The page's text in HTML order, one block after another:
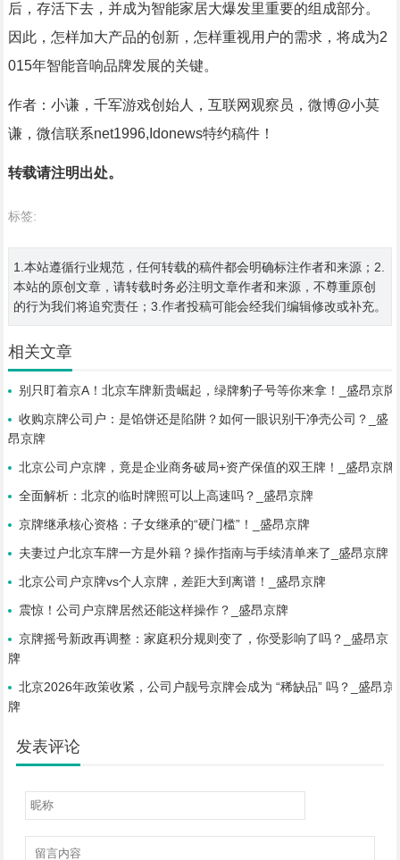
后，存活下去，并成为智能家居大爆发里重要的组成部分。
因此，怎样加大产品的创新，怎样重视用户的需求，将成为2
015年智能音响品牌发展的关键。
作者：小谦，千军游戏创始人，互联网观察员，微博@小莫
谦，微信联系net1996,Idonews特约稿件！
转载请注明出处。
标签:
1.本站遵循行业规范，任何转载的稿件都会明确标注作者和来源；2.
本站的原创文章，请转载时务必注明文章作者和来源，不尊重原创
的行为我们将追究责任；3.作者投稿可能会经我们编辑修改或补充。
相关文章
别只盯着京A！北京车牌新贵崛起，绿牌豹子号等你来拿！_盛昂京牌
收购京牌公司户：是馅饼还是陷阱？如何一眼识别干净壳公司？_盛
昂京牌
北京公司户京牌，竟是企业商务破局+资产保值的双王牌！_盛昂京牌
全面解析：北京的临时牌照可以上高速吗？_盛昂京牌
京牌继承核心资格：子女继承的“硬门槛”！_盛昂京牌
夫妻过户北京车牌一方是外籍？操作指南与手续清单来了_盛昂京牌
北京公司户京牌vs个人京牌，差距大到离谱！_盛昂京牌
震惊！公司户京牌居然还能这样操作？_盛昂京牌
京牌摇号新政再调整：家庭积分规则变了，你受影响了吗？_盛昂京
牌
北京2026年政策收紧，公司户靓号京牌会成为 “稀缺品” 吗？_盛昂京
牌
发表评论